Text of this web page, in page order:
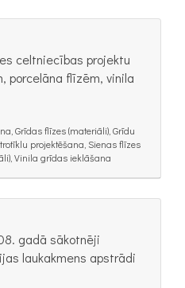
celtniecības projektu
porcelāna flīzēm, vinila
Grīdas flīzes (materiāli), Grīdu
projektēšana, Sienas flīzes
Vinila grīdas ieklāšana
gadā sākotnēji
laukakmens apstrādi